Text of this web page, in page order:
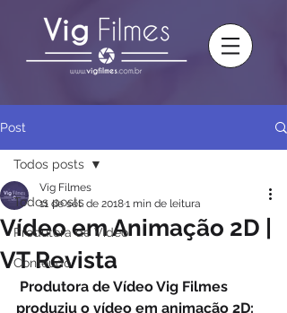
Post
Todos posts
Produtora de Vídeo
Conteúdo
Todos posts
Vídeo em Animação 2D |
VT Revista
Vig Filmes
11 de set. de 20181 min de leitura
Produtora de Vídeo Vig Filmes
produziu o vídeo em animação 2D: